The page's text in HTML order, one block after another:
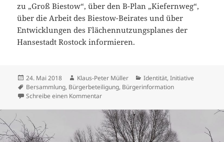
zu „Groß Biestow“, über den B-Plan „Kiefernweg“,
über die Arbeit des Biestow-Beirates und über
Entwicklungen des Flächennutzungsplanes der
Hansestadt Rostock informieren.
Veröffentlicht
am
24. Mai 2018 Autor
Klaus-Peter Müller Kategorien
Identität,Initiative
Schlagwörter
Bersammlung, Bürgerbeteiligung, Bürgerinformation
Schreibe einen Kommentarzu 7. Bürgerinformationsveranstaltung am